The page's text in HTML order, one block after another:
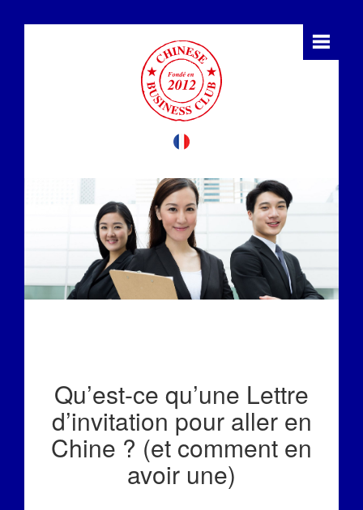
Qu’est-ce qu’une Lettre
d’invitation pour aller en
Chine ? (et comment en
avoir une)